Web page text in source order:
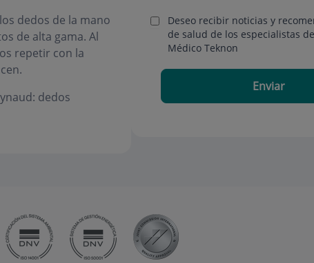
dedos de la mano
de alta gama. Al
repetir con la
dedos
Deseo recibir noticias y
de salud de los especialistas
Médico Teknon
Enviar